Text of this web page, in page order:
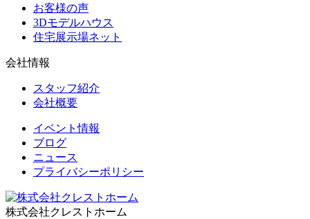
お客様の声
3Dモデルハウス
住宅展示場ネット
会社情報
スタッフ紹介
会社概要
イベント情報
ブログ
ニュース
プライバシーポリシー
株式会社クレストホーム